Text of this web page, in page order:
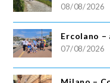
08/08/2026
Ercolano
07/08/2026